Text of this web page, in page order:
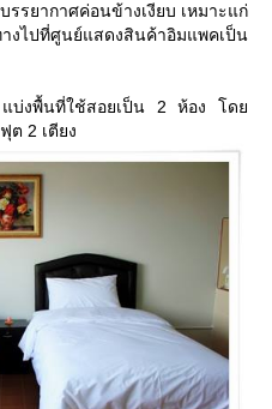
รยากาศค่อนข้างเงียบ เหมาะแก่
งไปที่ศูนย์แสดงสินค้าอิมแพคเป็น
บ่งพื้นที่ใช้สอยเป็น 2 ห้อง โด
ต 2 เตียง